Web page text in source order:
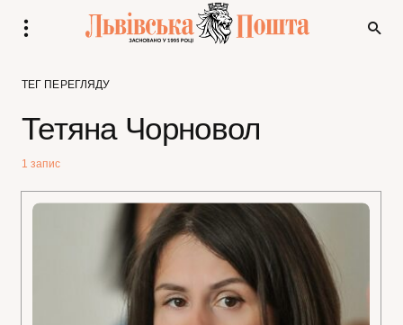
ТЕГ ПЕРЕГЛЯДУ
Тетяна Чорновол
1 запис